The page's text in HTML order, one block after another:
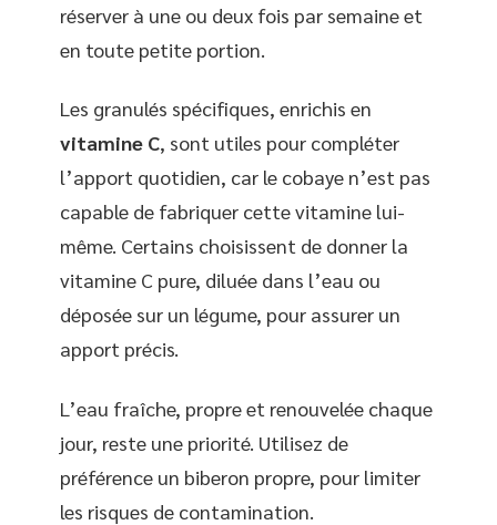
réserver à une ou deux fois par semaine et
en toute petite portion.
Les granulés spécifiques, enrichis en
vitamine C, sont utiles pour compléter
l’apport quotidien, car le cobaye n’est pas
capable de fabriquer cette vitamine lui-
même. Certains choisissent de donner la
vitamine C pure, diluée dans l’eau ou
déposée sur un légume, pour assurer un
apport précis.
L’eau fraîche, propre et renouvelée chaque
jour, reste une priorité. Utilisez de
préférence un biberon propre, pour limiter
les risques de contamination.